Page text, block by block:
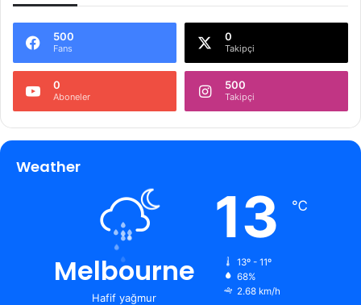
500
Fans
0
Takipçi
0
Aboneler
500
Takipçi
Weather
Melbourne
Hafif yağmur
13 ℃
13º - 11º
68%
2.68 km/h